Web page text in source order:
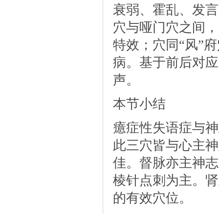
衰弱、霍乱、发
穴与哑门穴之间
特效；穴同“风”
病。基于前后对
声。
本节小结
癔症性失语症与
此三穴皆与心主
佳。督脉亦主神
棱针点刺为主。
的有效穴位。